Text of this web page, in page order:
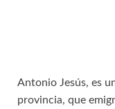
Antonio Jesús, es
provincia, que